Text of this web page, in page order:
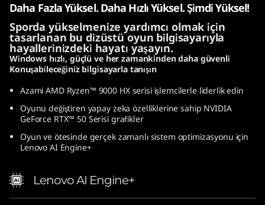
Daha Fazla Yüksel. Daha Hızlı Yüksel. Şimdi Yüksel!
Sporda yükselmenize yardımcı olmak için
tasarlanan bu dizüstü oyun bilgisayarıyla
hayallerinizdeki hayatı yaşayın.
Windows hızlı, güçlü ve her zamankinden daha güvenli
Konuşabileceğiniz bilgisayarla tanışın
Azami AMD Ryzen™ 9000 HX serisi işlemcilerle liderlik edin
Oyunu değiştiren yapay zeka özelliklerine sahip NVIDIA
GeForce RTX™ 50 Serisi grafikler
Oyun ve ötesinde gerçek zamanlı sistem optimizasyonu için
Lenovo AI Engine+
Lenovo AI Engine+